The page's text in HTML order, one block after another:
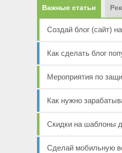
Важные статьи
Создай блог (сайт)
Как сделать блог
Мероприятия по
Как нужно
Скидки на шаблоны
Сделай мобильную